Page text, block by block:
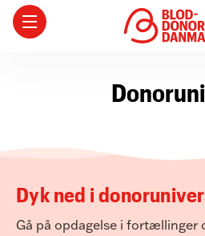
Dyk ned i
Gå på opdagelse i fortællinger